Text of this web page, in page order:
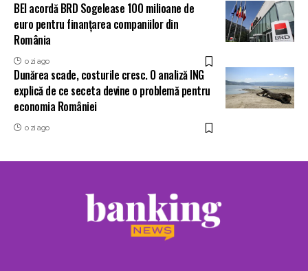
BEI acordă BRD Sogelease 100 milioane de
euro pentru finanțarea companiilor din
România
o zi ago
Dunărea scade, costurile cresc. O analiză ING
explică de ce seceta devine o problemă pentru
economia României
o zi ago